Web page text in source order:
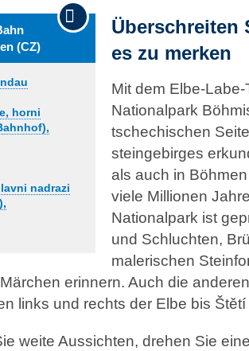
(CZ)
horni
nadrazi
Überschreiten
es zu merken
Mit dem Elbe-
Nationalpark
tschechischen
steingebirges
als auch in
viele Millionen
Nationalpark ist
und Schluchten,
malerischen
erinnern. Auch die
links und rechts der Elbe bis
weite Aussichten, drehen Sie